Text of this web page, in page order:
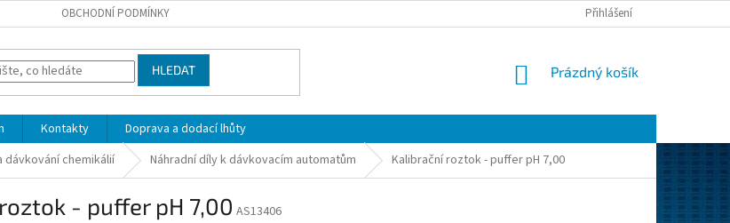
OBCHODNÍ PODMÍNKY Přihlášení
HLEDAT
NÁKUPNÍ
Prázdný košík
Kontakty
Doprava a dodací lhůty
chemikálií Náhradní díly k dávkovacím automatům Kalibrační roztok - puffer pH 7,00
- puffer pH 7,00 AS13406